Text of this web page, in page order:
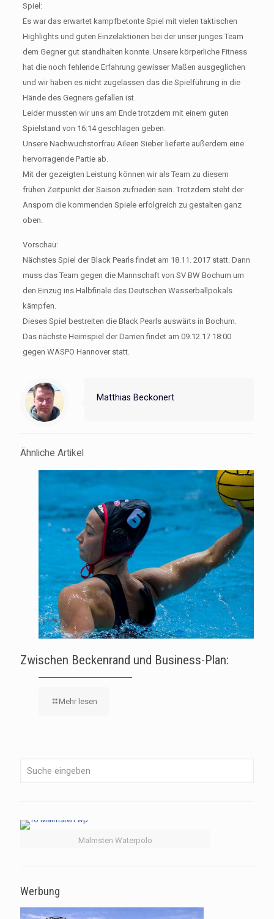
Spiel:
Es war das erwartet kampfbetonte Spiel mit vielen taktischen
Highlights und guten Einzelaktionen bei der unser junges Team
dem Gegner gut standhalten konnte. Unsere körperliche Fitness
hat die noch fehlende Erfahrung gewisser Maßen ausgeglichen
und wir haben es nicht zugelassen das die Spielführung in die
Hände des Gegners gefallen ist.
Leider mussten wir uns am Ende trotzdem mit einem guten
Spielstand von 16:14 geschlagen geben.
Unsere Nachwuchstorfrau Aileen Sieber lieferte außerdem eine
hervorragende Partie ab.
Mit der gezeigten Leistung können wir als Team zu diesem
frühen Zeitpunkt der Saison zufrieden sein. Trotzdem steht der
Ansporn die kommenden Spiele erfolgreich zu gestalten ganz
oben.
Vorschau:
Nächstes Spiel der Black Pearls findet am 18.11. 2017 statt. Dann
muss das Team gegen die Mannschaft von SV BW Bochum um
den Einzug ins Halbfinale des Deutschen Wasserballpokals
kämpfen.
Dieses Spiel bestreiten die Black Pearls auswärts in Bochum.
Das nächste Heimspiel der Damen findet am 09.12.17 18:00
gegen WASPO Hannover statt.
Matthias Beckonert
Ähnliche Artikel
Zwischen Beckenrand und Business-Plan:
Mehr lesen
Malmsten Waterpolo
Werbung